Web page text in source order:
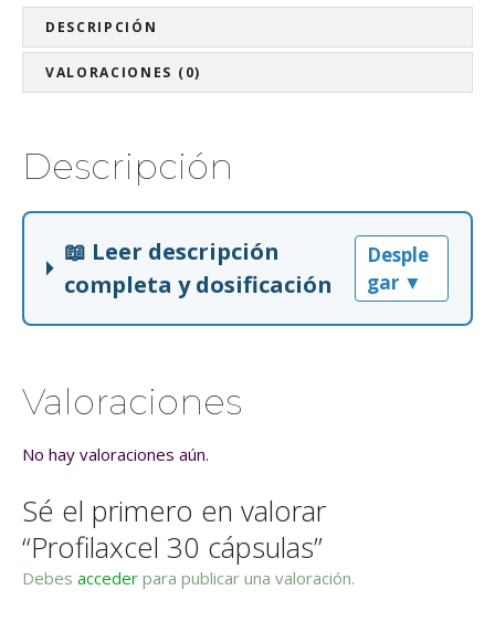
e
0
p
u
c
n
d
d
DESCRIPCIÓN
VALORACIONES (0)
Descripción
📖 Leer descripción
completa y dosificación
Desple
gar ▼
Valoraciones
No hay valoraciones aún.
Sé el primero en valorar
“Profilaxcel 30 cápsulas”
Debes acceder para publicar una valoración.